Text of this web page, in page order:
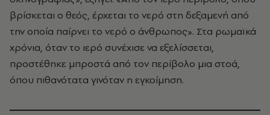
βρίσκεται ο θεός, έρχεται το νερό στη δεξαμενή από
την οποία παίρνει το νερό ο άνθρωπος». Στα ρωμαϊκά
χρόνια, όταν το ιερό συνέχισε να εξελίσσεται,
προστέθηκε μπροστά από τον περίβολο μια στοά,
όπου πιθανότατα γινόταν η εγκοίμηση.